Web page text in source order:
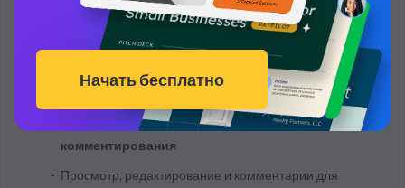
Работайте в команде!
аннотации и возможность
комментирования
Просмотр, редактирование и комментарии для